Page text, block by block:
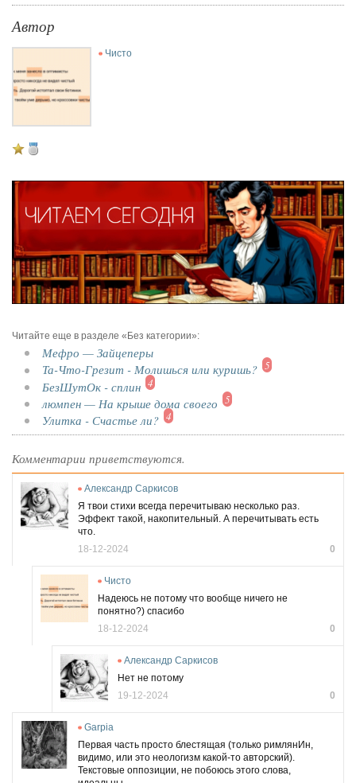
Автор
Чисто
Читайте еще в разделе «Без категории»:
Мефро — Зайцеперы
Та-Что-Грезит - Молишься или куришь?
5
БезШутОк - сплин 4
люмпен — На крыше дома своего 5
Улитка - Счастье ли? 4
Комментарии приветствуются.
Александр Саркисов
Я твои стихи всегда перечитываю несколько раз.
Эффект такой, накопительный. А перечитывать есть
что.
0
18-12-2024
Чисто
Надеюсь не потому что вообще ничего не
понятно?) спасибо
0
18-12-2024
Александр Саркисов
Нет не потому
0
19-12-2024
Garpia
Первая часть просто блестящая (только римлянИн,
видимо, или это неологизм какой-то авторский).
Текстовые оппозиции, не побоюсь этого слова,